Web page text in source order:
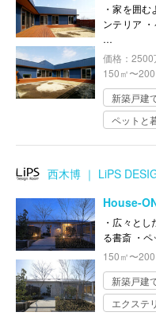
・家を囲
ンテリア
…
価格：
150㎡〜
新築戸建
ペットと
西木博 ｜ LiPS
House-
・広々と
る書斎 ・
150㎡〜
新築戸建
エクステ